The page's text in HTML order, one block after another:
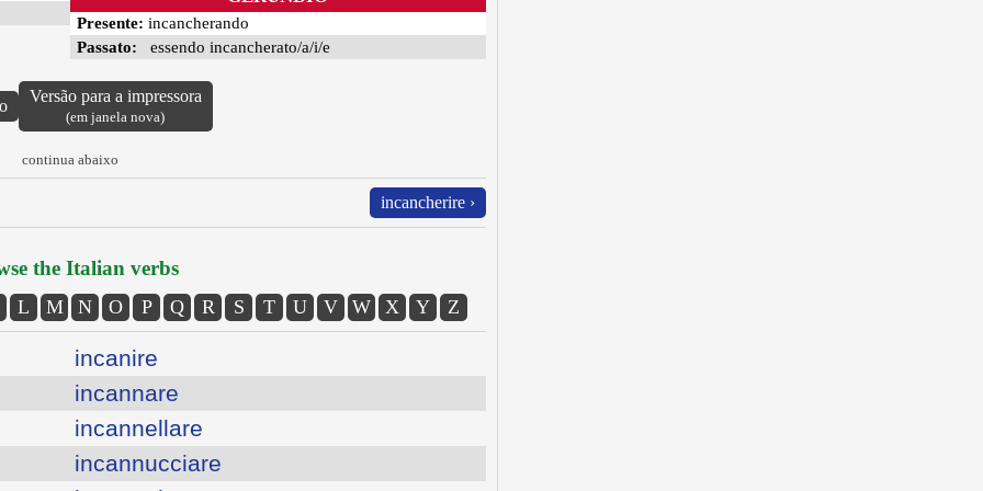
Presente: incancherando
Passato: essendo incancherato/a/i/e
Versão para a impressora
(em janela nova)
continua abaixo
incancherire ›
the Italian verbs
L M N O P Q R S T U V W X Y Z
incanire
incannare
incannellare
incannucciare